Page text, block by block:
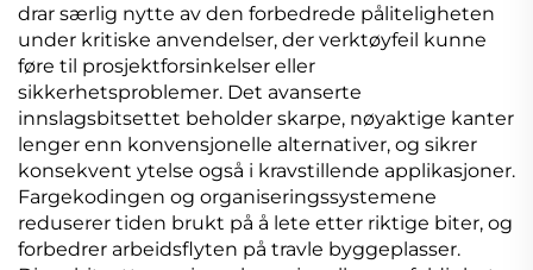
drar særlig nytte av den forbedrede påliteligheten
under kritiske anvendelser, der verktøyfeil kunne
føre til prosjektforsinkelser eller
sikkerhetsproblemer. Det avanserte
innslagsbitsettet beholder skarpe, nøyaktige kanter
lenger enn konvensjonelle alternativer, og sikrer
konsekvent ytelse også i kravstillende applikasjoner.
Fargekodingen og organiseringssystemene
reduserer tiden brukt på å lete etter riktige biter, og
forbedrer arbeidsflyten på travle byggeplasser.